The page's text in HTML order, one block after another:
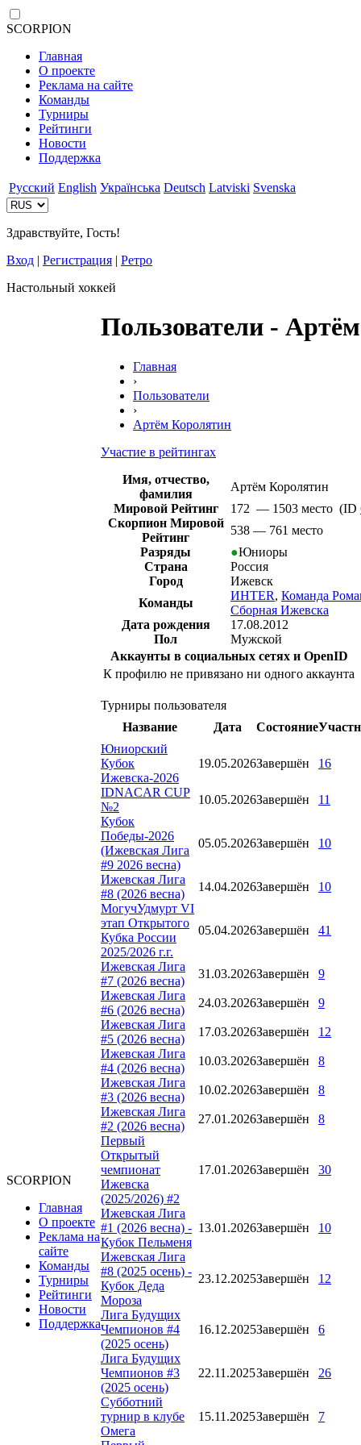
SCORPION
Главная
О проекте
Реклама на сайте
Команды
Турниры
Рейтинги
Новости
Поддержка
Русский English Українська Deutsch Latviski Svenska
Здравствуйте, Гость!
Вход | Регистрация | Ретро
Настольный хоккей
SCORPION
Главная
О проекте
Реклама на
сайте
Команды
Турниры
Рейтинги
Новости
Поддержка
Пользователи -
Главная
›
Пользователи
›
Артём Королятин
Участие в рейтингах
Имя, отчество,
фамилия
Артём Королятин
Мировой Рейтинг
172 — 1503 место (ID
Скорпион Мировой
Рейтинг
538 — 761 место
Разряды
●Юниоры
Страна
Россия
Город
Ижевск
Команды
ИНТЕR, Команда
Сборная Ижевска
Дата рождения
17.08.2012
Пол
Мужской
Аккаунты в социальных сетях и OpenID
К профилю не привязано ни одного аккаунта
Турниры пользователя
Название
Дата Состояние
Юниорский
Кубок
Ижевска-2026
19.05.2026Завершён 16
IDNACAR CUP
№2
10.05.2026Завершён
11
Кубок
Победы-2026
(Ижевская Лига
#9 2026 весна)
05.05.2026Завершён 10
Ижевская Лига
#8 (2026 весна)
14.04.2026Завершён
10
МогучУдмурт VI
этап Открытого
Кубка России
2025/2026 г.г.
05.04.2026Завершён 41
Ижевская Лига
#7 (2026 весна)
31.03.2026Завершён
9
Ижевская Лига
#6 (2026 весна)
24.03.2026Завершён
9
Ижевская Лига
#5 (2026 весна)
17.03.2026Завершён
12
Ижевская Лига
#4 (2026 весна)
10.03.2026Завершён
8
Ижевская Лига
#3 (2026 весна)
10.02.2026Завершён
8
Ижевская Лига
#2 (2026 весна)
27.01.2026Завершён
8
Первый
Открытый
чемпионат
Ижевска
(2025/2026) #2
17.01.2026Завершён 30
Ижевская Лига
#1 (2026 весна) -
Кубок Пельменя
13.01.2026Завершён 10
Ижевская Лига
#8 (2025 осень) -
Кубок Деда
Мороза
23.12.2025Завершён 12
Лига Будущих
Чемпионов #4
(2025 осень)
16.12.2025Завершён 6
Лига Будущих
Чемпионов #3
(2025 осень)
22.11.2025Завершён 26
Субботний
турнир в клубе
Омега
15.11.2025Завершён 7